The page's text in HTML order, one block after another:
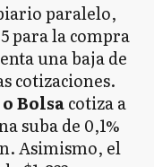
paralelo,
para la compra
una baja de
cotizaciones.
o Bolsacotiza a
suba de 0,1%
Asimismo, el